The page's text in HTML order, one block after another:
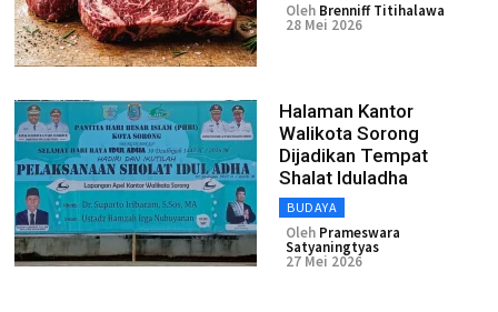
Oleh Brenniff Titihalawa
28 Mei 2026
Halaman Kantor
Walikota Sorong
Dijadikan Tempat
Shalat Iduladha
BUDAYA
Oleh Prameswara
Satyaningtyas
27 Mei 2026